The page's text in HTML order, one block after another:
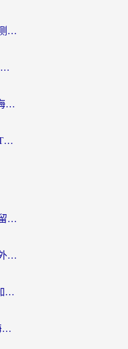
穿梭和快喵好用吗？海外党亲测：小众加速器对比+番茄加速器深度体验
云极和Unblock Youku好用吗？海外党亲测+2026回国加速器避坑指南
ChickCN和海外回国好用吗？海外党2026亲测：从手游到影音，选对加速器的3个关键
海外党必看：雷神手游和快帆TV版好用吗？3步选对回国加速器不踩坑
酷狗在海外用怎么版权限制？留学生亲测：3步解决听国内音乐难题
国外用微信加速器的方法：海外党无缝连接国内生活的实用指南
国外看芒果tv总卡？选对回国加速器，轻松追《浪姐》不费劲
在国外怎么看nba直播网站？海外党专属体育观赛指南，告别地区限制！